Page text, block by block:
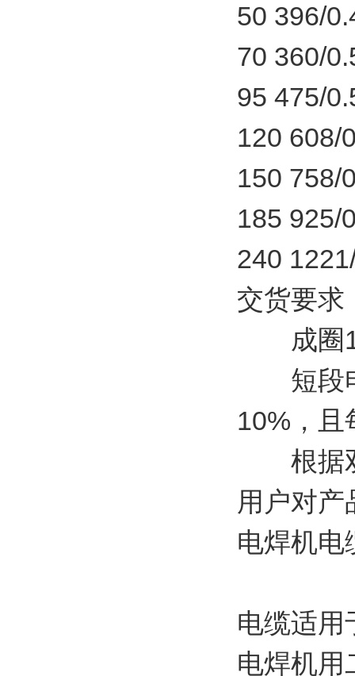
50 396/
70 360/
95 475/
120 608/
150 758/
185 925/
240
交货要求
成圈
短段电
10%，且
根据双
用户对
电焊机电
电缆适用
电焊机